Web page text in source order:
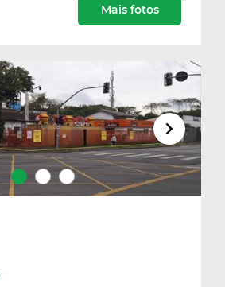
Mais fotos